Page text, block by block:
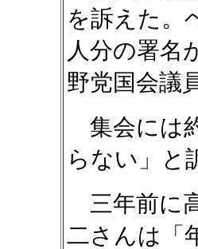
を訴えた。
人分の署名
野党国会議
集会には
らない」と
三年前に
二さんは「